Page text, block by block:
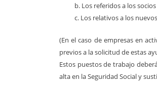
b. Los referidos a los
c. Los relativos a los
(En el caso de empresas en
previos a la solicitud de estas
Estos puestos de trabajo
alta en la Seguridad Social y